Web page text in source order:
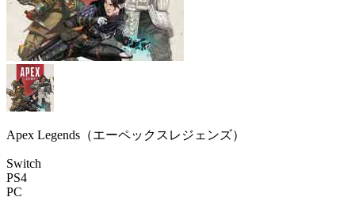
Apex Legends（エーペックスレジェンズ）
Switch
PS4
PC